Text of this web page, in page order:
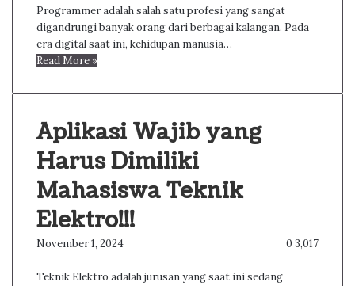
Programmer adalah salah satu profesi yang sangat
digandrungi banyak orang dari berbagai kalangan. Pada
era digital saat ini, kehidupan manusia…
Read More »
Aplikasi Wajib yang
Harus Dimiliki
Mahasiswa Teknik
Elektro!!!
November 1, 2024 0 3,017
Teknik Elektro adalah jurusan yang saat ini sedang